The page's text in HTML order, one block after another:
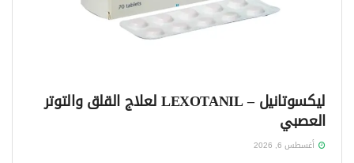
ليكسوتانيل – LEXOTANIL لعلاج القلق والتوتر
العصبي
أغسطس 6, 2026